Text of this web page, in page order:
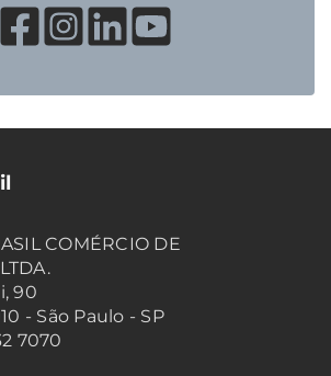
COMÉRCIO DE
90
- São Paulo - SP
7070